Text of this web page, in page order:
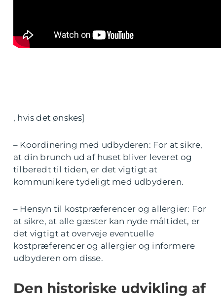
, hvis det ønskes]
– Koordinering med udbyderen: For at sikre,
at din brunch ud af huset bliver leveret og
tilberedt til tiden, er det vigtigt at
kommunikere tydeligt med udbyderen.
– Hensyn til kostpræferencer og allergier: For
at sikre, at alle gæster kan nyde måltidet, er
det vigtigt at overveje eventuelle
kostpræferencer og allergier og informere
udbyderen om disse.
Den historiske udvikling af